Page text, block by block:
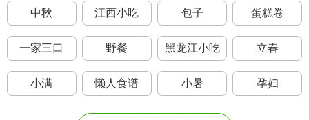
中秋 江西小吃 包子 蛋糕卷
一家三口 野餐 黑龙江小吃 立春
小满 懒人食谱 小暑 孕妇